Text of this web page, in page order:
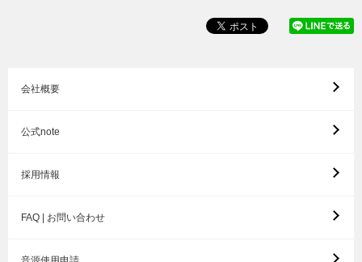
会社概要
公式note
採用情報
FAQ | お問い合わせ